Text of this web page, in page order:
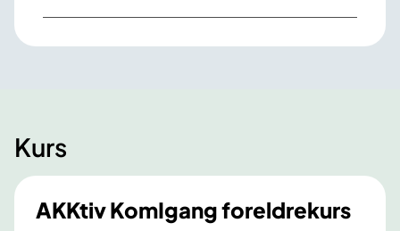
Kurs
AKKtiv KomIgang foreldrekurs